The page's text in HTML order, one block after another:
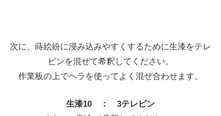
次に、蒔絵紛に浸み込みやすくするために生漆をテレ
ピンを混ぜて希釈してください。
作業板の上でヘラを使ってよく混ぜ合わせます。
生漆10 ： 3テレピン